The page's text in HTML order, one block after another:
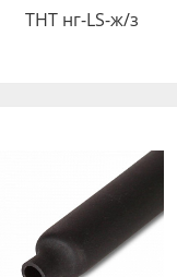
ТНТ нг-LS-ж/з